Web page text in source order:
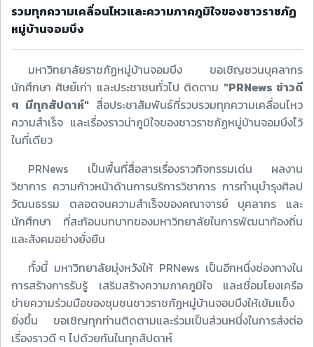
รวมทุกความเคลื่อนไหวและความภาคภูมิใจของชาวราชภัฏ
หมู่บ้านจอมบึง
มหาวิทยาลัยราชภัฏหมู่บ้านจอมบึง ขอเชิญชวนบุคลากร
นักศึกษา ศิษย์เก่า และประชาชนทั่วไป ติดตาม "PRNews ข่าวดี
ๆ มีทุกสัปดาห์" สื่อประชาสัมพันธ์ที่รวบรวมทุกความเคลื่อนไหว
ความสำเร็จ และเรื่องราวน่าภูมิใจของชาวราชภัฏหมู่บ้านจอมบึงไว้
ในที่เดียว
PRNews เป็นพื้นที่สื่อสารเรื่องราวกิจกรรมเด่น ผลงาน
วิชาการ ความก้าวหน้าด้านการบริการวิชาการ การทำนุบำรุงศิลป
วัฒนธรรม ตลอดจนความสำเร็จของคณาจารย์ บุคลากร และ
นักศึกษา ที่สะท้อนบทบาทของมหาวิทยาลัยในการพัฒนาท้องถิ่น
และสังคมอย่างยั่งยืน
ทั้งนี้ มหาวิทยาลัยมุ่งหวังให้ PRNews เป็นอีกหนึ่งช่องทางใน
การสร้างการรับรู้ เสริมสร้างความภาคภูมิใจ และเชื่อมโยงเครือ
ข่ายความร่วมมือของชุมชนชาวราชภัฏหมู่บ้านจอมบึงให้เข้มแข็ง
ยิ่งขึ้น ขอเชิญทุกท่านติดตามและร่วมเป็นส่วนหนึ่งในการส่งต่อ
เรื่องราวดี ๆ ไปด้วยกันในทุกสัปดาห์